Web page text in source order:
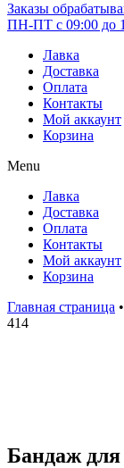
Заказы
ПН-ПТ с 09:00 до
Лавка
Доставка
Оплата
Контакты
Мой аккаунт
Корзина
Menu
Лавка
Доставка
Оплата
Контакты
Мой аккаунт
Корзина
Главная страница •
414
Бандаж для